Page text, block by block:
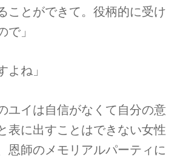
ことができて。役柄的に受け
で」
よね」
ユイは自信がなくて自分の意
表に出すことはできない女性
恩師のメモリアルパーティに